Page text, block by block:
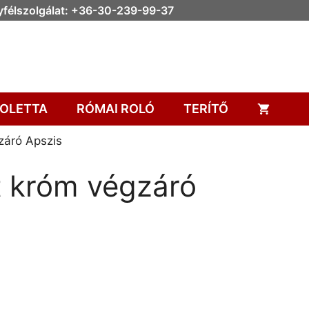
+36-30-239-99-37
RÓMAI ROLÓ TERÍTŐ
Apszis
végzáró